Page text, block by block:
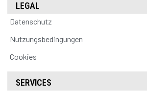
LEGAL
Datenschutz
Nutzungsbedingungen
Cookies
SERVICES